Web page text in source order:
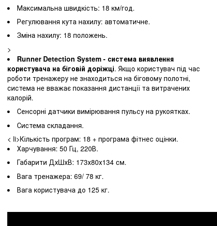
Максимальна швидкість: 18 км/год.
Регулювання кута нахилу: автоматичне.
Зміна нахилу: 18 положень.
>
Runner Detection System - система виявлення
користувача на біговій доріжці. Якщо користувач під час
роботи тренажеру не знаходиться на біговому полотні,
система не вважає показання дистанції та витрачених
калорій.
Сенсорні датчики вимірювання пульсу на рукоятках.
Система складання.
< li>Кількість програм: 18 + програма фітнес оцінки.
Харчування: 50 Гц, 220В.
Габарити ДхШхВ: 173х80х134 см.
Вага тренажера: 69/ 78 кг.
Вага користувача до 125 кг.